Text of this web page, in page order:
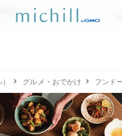
が
グルメ・おでかけ フンド